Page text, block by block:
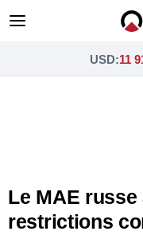
USD:11
Le MAE
restrictions